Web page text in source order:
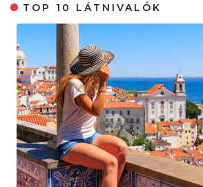
TOP 10 LÁTNIVALÓK